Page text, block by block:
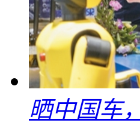
晒中国车